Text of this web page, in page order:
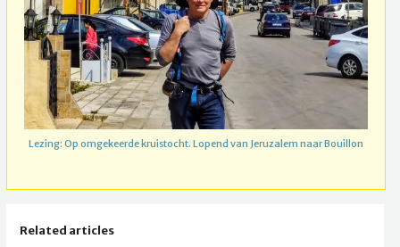
Lezing: Op omgekeerde kruistocht. Lopend van Jeruzalem naar Bouillon
Related articles